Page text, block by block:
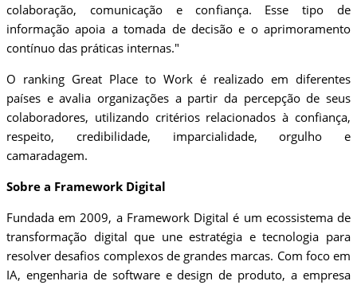
colaboração, comunicação e confiança. Esse tipo de
informação apoia a tomada de decisão e o aprimoramento
contínuo das práticas internas."
O ranking Great Place to Work é realizado em diferentes
países e avalia organizações a partir da percepção de seus
colaboradores, utilizando critérios relacionados à confiança,
respeito, credibilidade, imparcialidade, orgulho e
camaradagem.
Sobre a Framework Digital
Fundada em 2009, a Framework Digital é um ecossistema de
transformação digital que une estratégia e tecnologia para
resolver desafios complexos de grandes marcas. Com foco em
IA, engenharia de software e design de produto, a empresa